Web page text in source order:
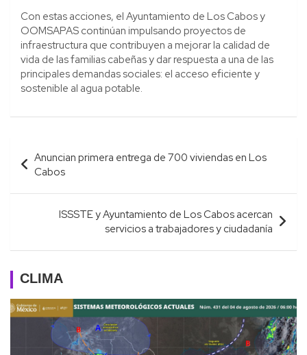
Con estas acciones, el Ayuntamiento de Los Cabos y
OOMSAPAS continúan impulsando proyectos de
infraestructura que contribuyen a mejorar la calidad de
vida de las familias cabeñas y dar respuesta a una de las
principales demandas sociales: el acceso eficiente y
sostenible al agua potable.
Navegación
de
entradas
Anuncian primera entrega de 700 viviendas en Los
Cabos
ISSSTE y Ayuntamiento de Los Cabos acercan
servicios a trabajadores y ciudadanía
CLIMA